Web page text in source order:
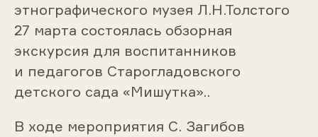
этнографического музея Л.Н.Толстого
27 марта состоялась обзорная
экскурсия для воспитанников
и педагогов Старогладовского
детского сада «Мишутка»..
В ходе мероприятия С. Загибов